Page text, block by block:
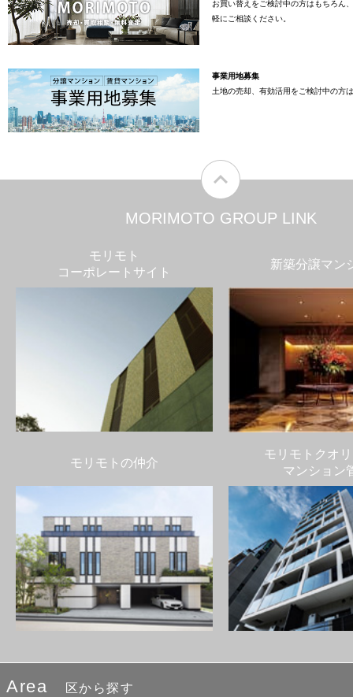
お買い替えをご検討中の方はもちろん
軽にご相談ください。
事業用地募集
土地の売却、有効活用をご検討中の方
MORIMOTO GROUP LINK
モリモト
コーポレートサイト
新築分譲マン
モリモトの仲介
モリモトクオ
マンション
Area 区から探す